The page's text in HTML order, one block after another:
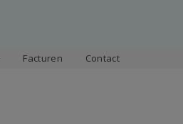
Facturen Contact